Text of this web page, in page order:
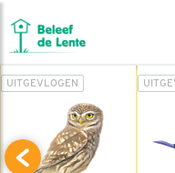
UITGEVLOGEN